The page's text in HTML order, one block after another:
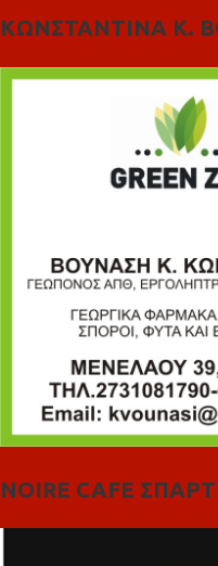
ΚΩΝΣΤΑΝΤΙΝΑ Κ.
NOIRE CAFE